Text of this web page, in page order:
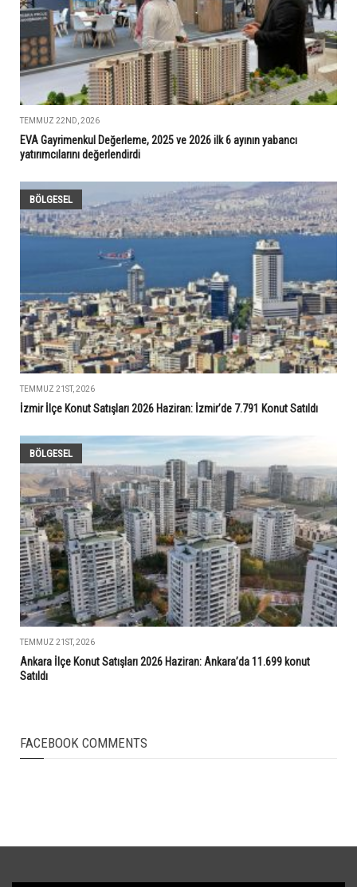
TEMMUZ 22ND, 2026
EVA Gayrimenkul Değerleme, 2025 ve 2026 ilk 6 ayının yabancı
yatırımcılarını değerlendirdi
BÖLGESEL
TEMMUZ 21ST, 2026
İzmir İlçe Konut Satışları 2026 Haziran: İzmir’de 7.791 Konut Satıldı
BÖLGESEL
TEMMUZ 21ST, 2026
Ankara İlçe Konut Satışları 2026 Haziran: Ankara’da 11.699 konut
Satıldı
FACEBOOK COMMENTS